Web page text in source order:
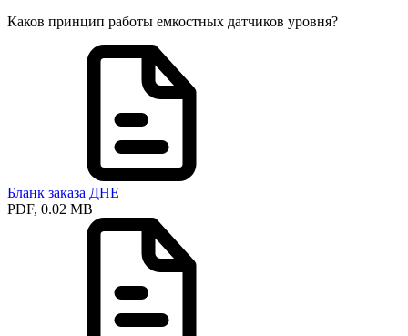
Каков принцип работы емкостных датчиков уровня?
Бланк заказа ДНЕ
PDF, 0.02 MB